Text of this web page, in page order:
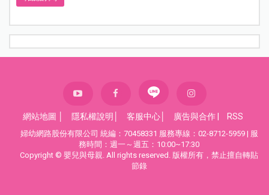
網站地圖 隱私權說明 客服中心 廣告與合作 RSS
婦幼網路股份有限公司 統編：70458331 服務專線：02-8712-5959 | 服
務時間：週一～週五：10:00~17:30
Copyright © 嬰兒與母親. All rights reserved. 版權所有，禁止擅自轉貼
節錄